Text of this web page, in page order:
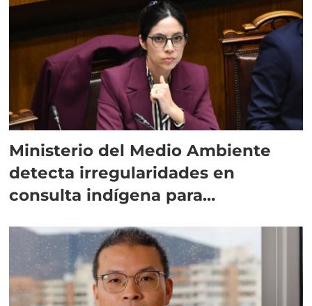
Ministerio del Medio Ambiente
detecta irregularidades en
consulta indígena para